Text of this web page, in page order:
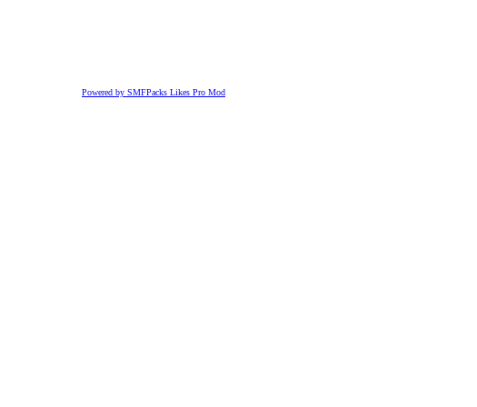
Powered by SMFPacks Likes Pro Mod